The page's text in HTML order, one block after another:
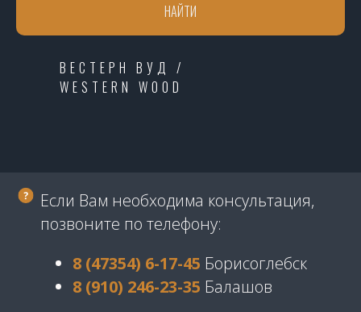
НАЙТИ
ВЕСТЕРН ВУД /
WESTERN WOOD
Если Вам необходима консультация,
позвоните по телефону:
8 (47354) 6-17-45 Борисоглебск
8 (910) 246-23-35 Балашов